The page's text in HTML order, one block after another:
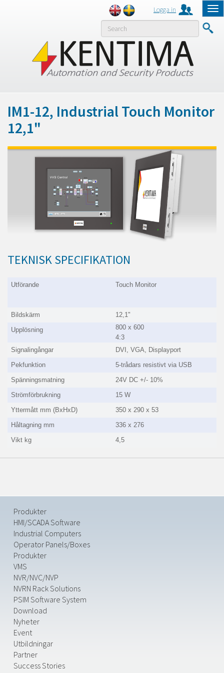
Logga in
MENY
IM1-12, Industrial Touch Monitor
12,1"
TEKNISK SPECIFIKATION
Utförande Touch Monitor
Bildskärm
12,1"
Upplösning
800 x 600
4:3
Signalingångar
DVI, VGA, Displayport
Pekfunktion
5-trådars resistivt via USB
Spänningsmatning
24V DC +/- 10%
Strömförbrukning
15 W
Yttermått mm (BxHxD)
350 x 290 x 53
Håltagning mm
336 x 276
Vikt kg
4,5
Produkter
HMI/SCADA Software
Industrial Computers
Operator Panels/Boxes
Produkter
VMS
NVR/NVC/NVP
NVRN Rack Solutions
PSIM Software System
Download
Nyheter
Event
Utbildningar
Partner
Success Stories